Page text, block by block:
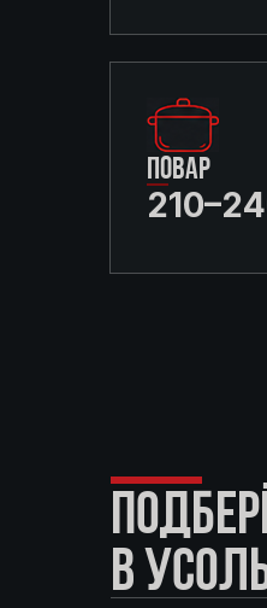
ПОВАР
В